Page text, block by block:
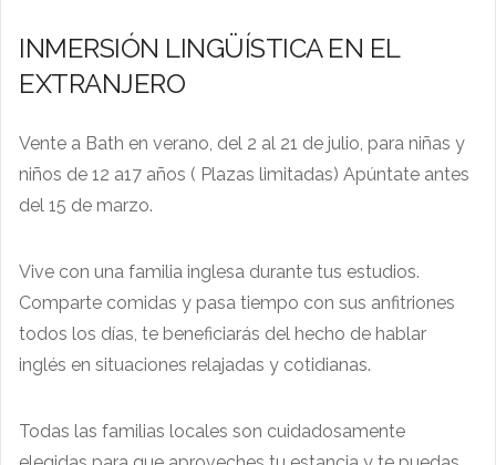
INMERSIÓN LINGÜÍSTICA EN EL
EXTRANJERO
Vente a Bath en verano, del 2 al 21 de julio, para niñas y
niños de 12 a17 años ( Plazas limitadas) Apúntate antes
del 15 de marzo.
Vive con una familia inglesa durante tus estudios.
Comparte comidas y pasa tiempo con sus anfitriones
todos los días, te beneficiarás del hecho de hablar
inglés en situaciones relajadas y cotidianas.
Todas las familias locales son cuidadosamente